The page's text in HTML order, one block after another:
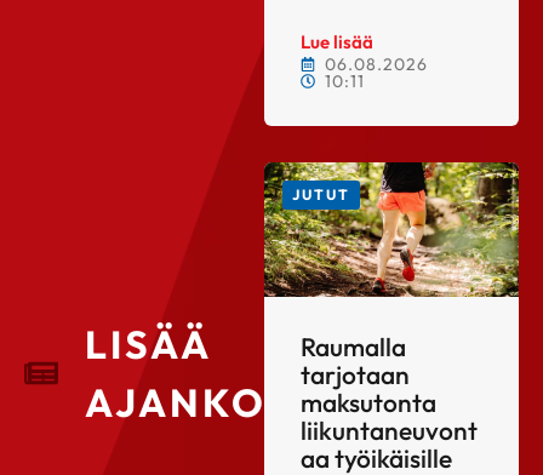
LISÄÄ
AJANKOHTAISTA
Lue lisää
06.08.2026
10:11
JUTUT
Raumalla
tarjotaan
maksutonta
liikuntaneuvont
aa työikäisille